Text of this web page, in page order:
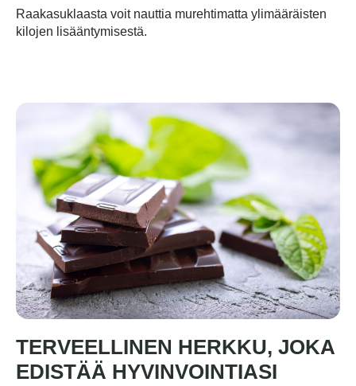
Raakasuklaasta voit nauttia murehtimatta ylimääräisten
kilojen lisääntymisestä.
TERVEELLINEN HERKKU, JOKA
EDISTÄÄ HYVINVOINTIASI